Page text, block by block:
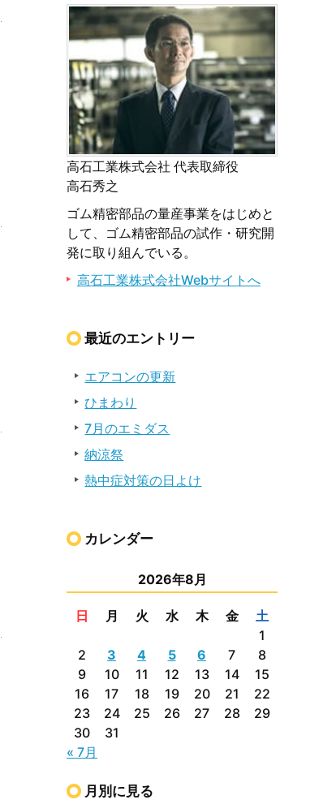
高石工業株式会社 代表取締役
高石秀之
ゴム精密部品の量産事業をはじめと
して、ゴム精密部品の試作・研究開
発に取り組んでいる。
高石工業株式会社Webサイトへ
最近のエントリー
エアコンの更新
ひまわり
7月のエミダス
納涼祭
熱中症対策の日よけ
カレンダー
2026年8月
日 月 火 水 木 金
土
1
2
3 4 5 6 7
8
9
10 11 12 13 14
15
16
17 18 19 20 21
22
23
24 25 26 27 28
29
30
31
« 7月
月別に見る